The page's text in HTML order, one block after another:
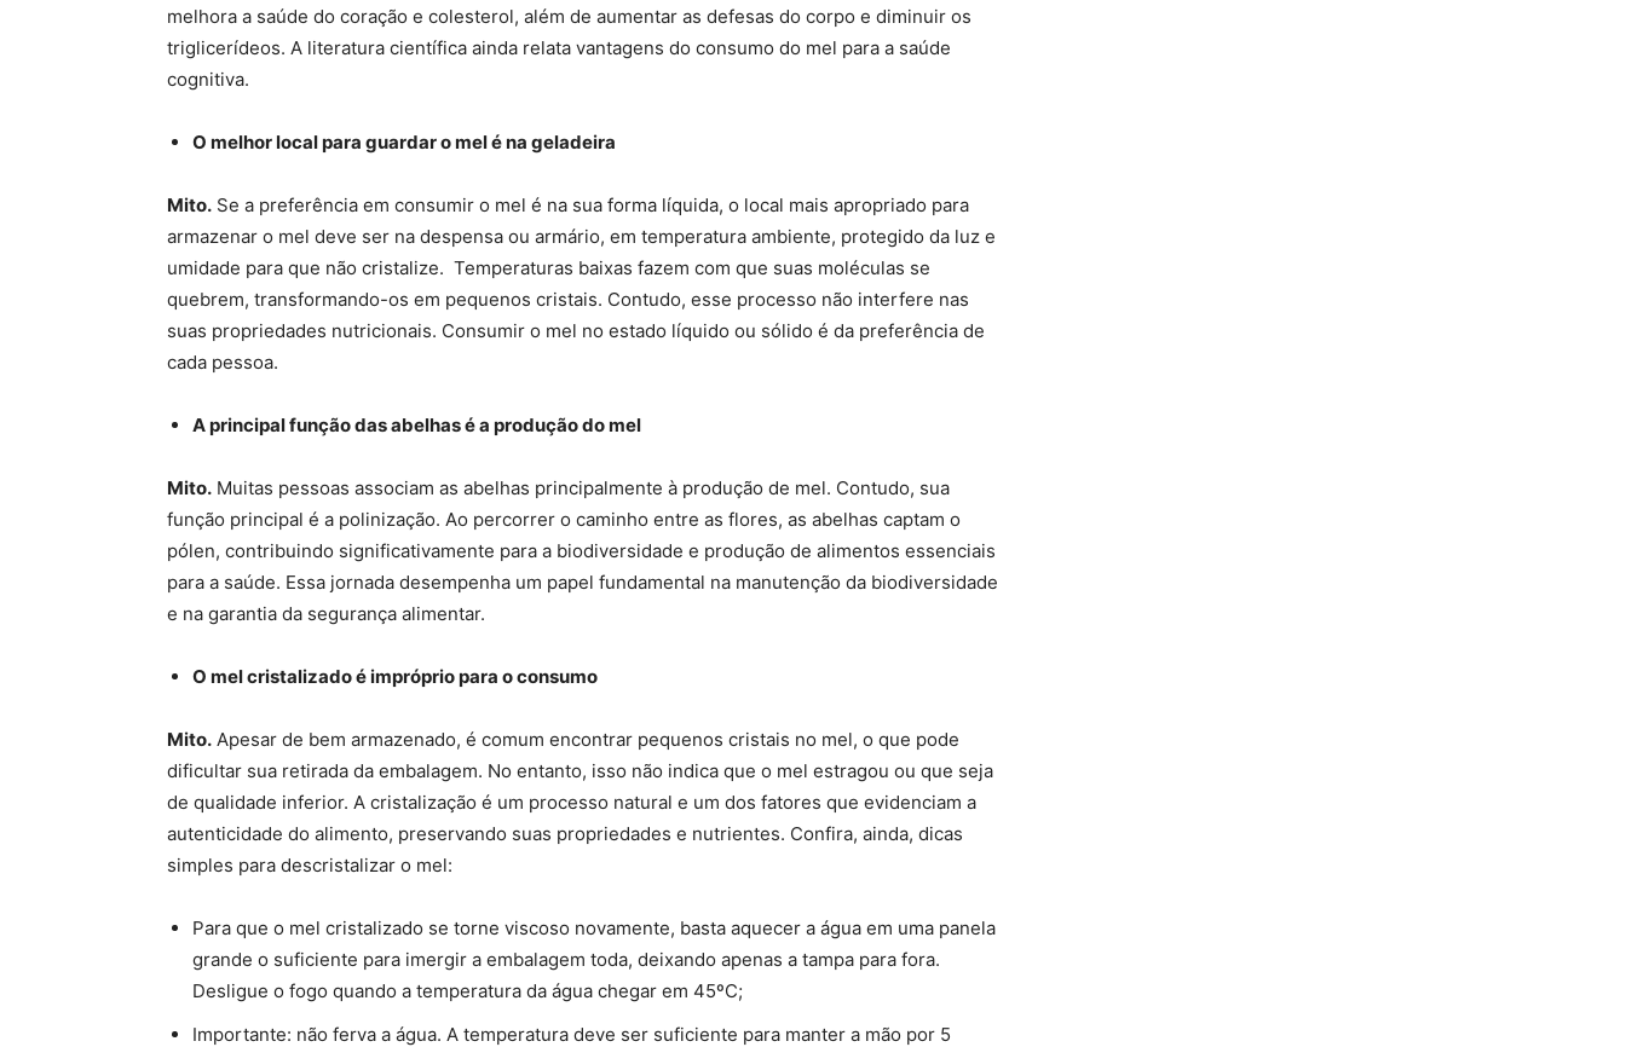
melhora a saúde do coração e colesterol, além de aumentar as defesas do corpo e diminuir os
triglicerídeos. A literatura científica ainda relata vantagens do consumo do mel para a saúde
cognitiva.
O melhor local para guardar o mel é na geladeira
Mito. Se a preferência em consumir o mel é na sua forma líquida, o local mais apropriado para
armazenar o mel deve ser na despensa ou armário, em temperatura ambiente, protegido da luz e
umidade para que não cristalize. Temperaturas baixas fazem com que suas moléculas se
quebrem, transformando-os em pequenos cristais. Contudo, esse processo não interfere nas
suas propriedades nutricionais. Consumir o mel no estado líquido ou sólido é da preferência de
cada pessoa.
A principal função das abelhas é a produção do mel
Mito. Muitas pessoas associam as abelhas principalmente à produção de mel. Contudo, sua
função principal é a polinização. Ao percorrer o caminho entre as flores, as abelhas captam o
pólen, contribuindo significativamente para a biodiversidade e produção de alimentos essenciais
para a saúde. Essa jornada desempenha um papel fundamental na manutenção da biodiversidade
e na garantia da segurança alimentar.
O mel cristalizado é impróprio para o consumo
Mito. Apesar de bem armazenado, é comum encontrar pequenos cristais no mel, o que pode
dificultar sua retirada da embalagem. No entanto, isso não indica que o mel estragou ou que seja
de qualidade inferior. A cristalização é um processo natural e um dos fatores que evidenciam a
autenticidade do alimento, preservando suas propriedades e nutrientes. Confira, ainda, dicas
simples para descristalizar o mel:
Para que o mel cristalizado se torne viscoso novamente, basta aquecer a água em uma panela
grande o suficiente para imergir a embalagem toda, deixando apenas a tampa para fora.
Desligue o fogo quando a temperatura da água chegar em 45ºC;
Importante: não ferva a água. A temperatura deve ser suficiente para manter a mão por 5